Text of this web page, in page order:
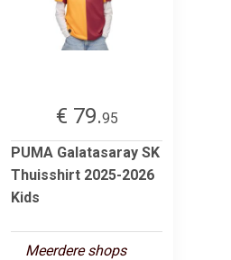
€ 79.95
PUMA Galatasaray SK
Thuisshirt 2025-2026
Kids
Meerdere shops